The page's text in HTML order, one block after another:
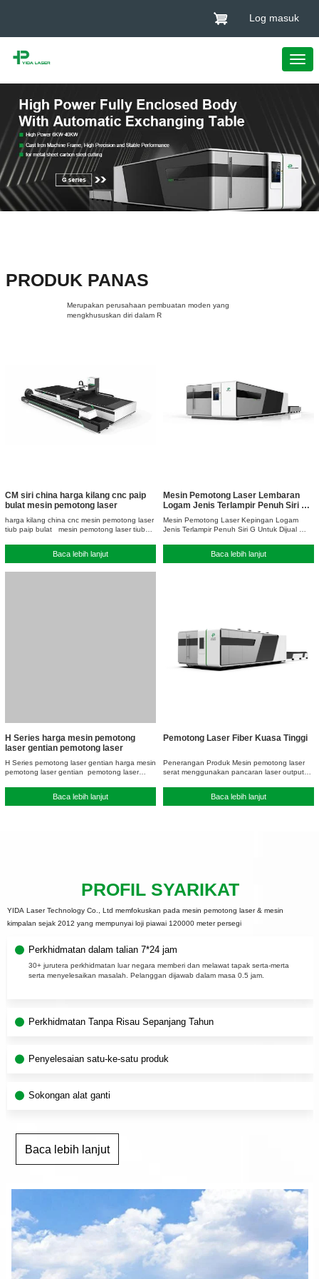
Log masuk
PRODUK PANAS
Merupakan perusahaan pembuatan moden yang
mengkhususkan diri dalam R
CM siri china harga kilang cnc paip
bulat mesin pemotong laser
harga kilang china cnc mesin pemotong laser
tiub paip bulat mesin pemotong laser tiub
Baca lebih lanjut
Mesin Pemotong Laser Lembaran
Logam Jenis Terlampir Penuh Siri G
Untuk Dijual
Mesin Pemotong Laser Kepingan Logam
Jenis Terlampir Penuh Siri G Untuk Dijual
Baca lebih lanjut
H Series harga mesin pemotong
laser gentian pemotong laser
H Series pemotong laser gentian harga mesin
pemotong laser gentian pemotong laser
Baca lebih lanjut
Pemotong Laser Fiber Kuasa Tinggi
Penerangan Produk Mesin pemotong laser
serat menggunakan pancaran laser output
Baca lebih lanjut
PROFIL SYARIKAT
YIDA Laser Technology Co., Ltd memfokuskan pada mesin pemotong laser & mesin
kimpalan sejak 2012 yang mempunyai loji piawai 120000 meter persegi
Perkhidmatan dalam talian 7*24 jam
30+ jurutera perkhidmatan luar negara memberi dan melawat tapak serta-merta
serta menyelesaikan masalah. Pelanggan dijawab dalam masa 0.5 jam.
Perkhidmatan Tanpa Risau Sepanjang Tahun
Penyelesaian satu-ke-satu produk
Sokongan alat ganti
Baca lebih lanjut